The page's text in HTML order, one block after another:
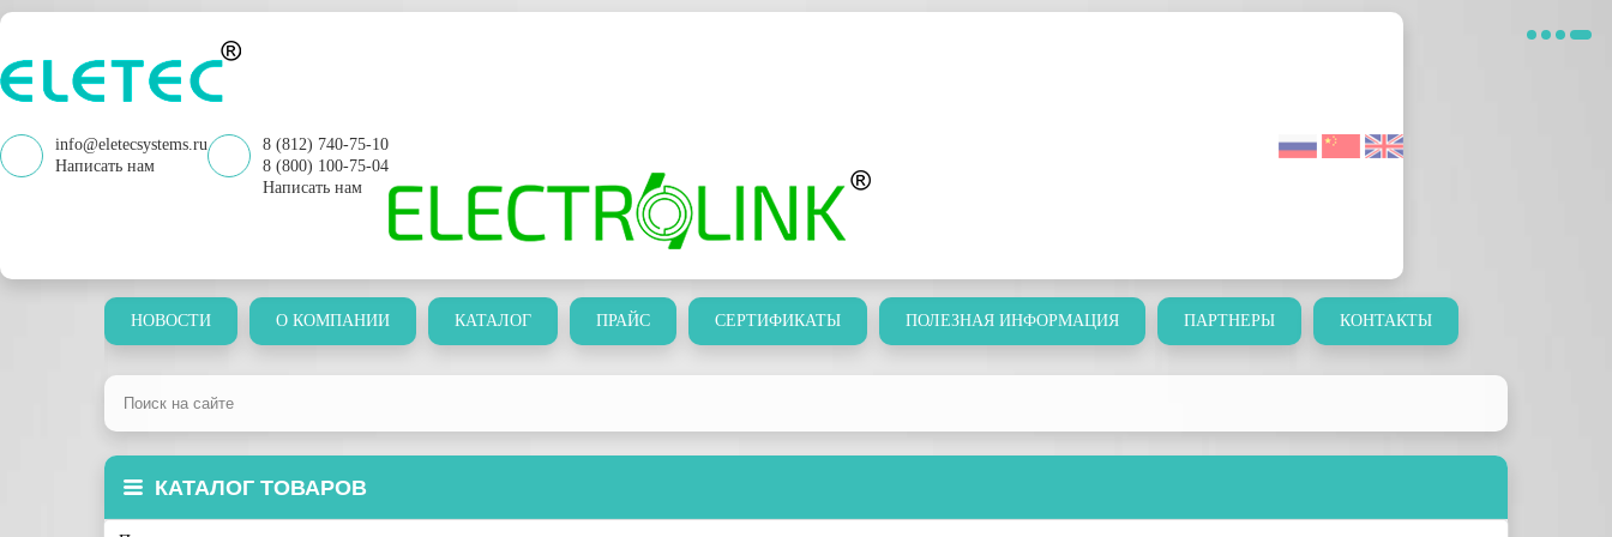
info@eletecsystems.ru
Написать нам
8 (812) 740-75-10
8 (800) 100-75-04
Написать нам
НОВОСТИ О КОМПАНИИ КАТАЛОГ ПРАЙС СЕРТИФИКАТЫ ПОЛЕЗНАЯ ИНФОРМАЦИЯ ПАРТНЕРЫ КОНТАКТЫ
КАТАЛОГ ТОВАРОВ